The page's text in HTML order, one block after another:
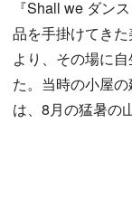
『Shall we ダン
品を手掛けてき
より、その場に
た。当時の小屋
は、8月の猛暑の